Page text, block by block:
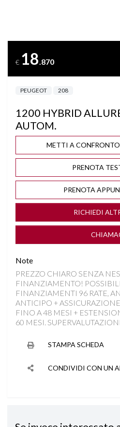
CAMBIO
CAMBIO F1 AL
CERCHI
CLIMA
COMPUTER
CRUISE
DISATTIVAZIONE AIRBAG
FARI
FRENATA DI
€ 18.870
PEUGEOT 208
1200 HYBRID
AUTOM.
METTI A
PRENOTA
PRENOTA
RICHIEDI
Note
PREZZO CHIARO SENZA
FINANZIAMENTO!
FINANZIAMENTI 96 RATE,
ANTICIPO +
FINO A 48 MESI +
60 MESI.
STAMPA SCHEDA
CONDIVIDI CON UN